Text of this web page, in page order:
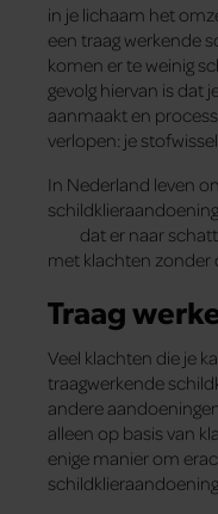
in je lichaam het
een traag werkende
komen er te weinig
gevolg hiervan is dat
aanmaakt en
verlopen: je
In Nederland leven
dat er naar
met klachten zonder
Traag
Veel klachten die je
traagwerkende
andere
alleen op basis van
enige manier om